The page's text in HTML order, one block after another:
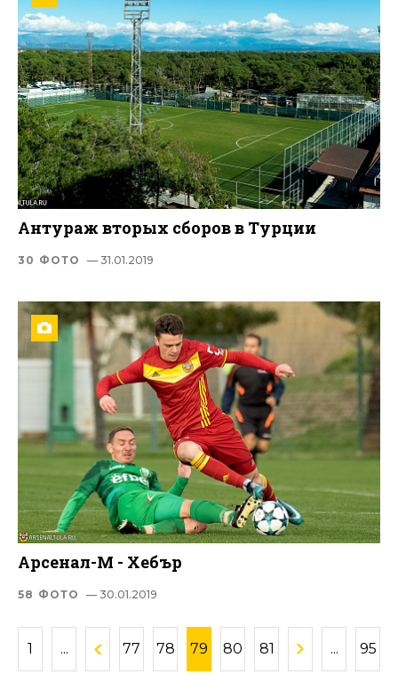
Антураж вторых сборов в Турции
30 ФОТО — 31.01.2019
Арсенал-М - Хебър
58 ФОТО — 30.01.2019
1 ... 77 78 79 80 81 ... 95